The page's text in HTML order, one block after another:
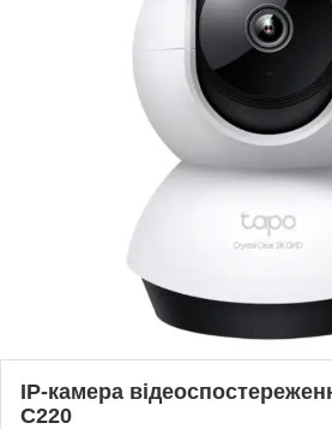
IP-камера
C220